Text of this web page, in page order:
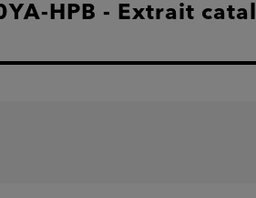
HPB - Extrait